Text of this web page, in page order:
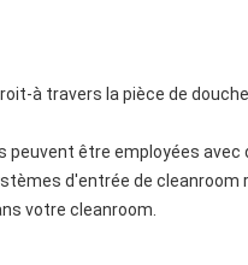
à travers la pièce de
peuvent être employées
d'entrée de
votre cleanroom.